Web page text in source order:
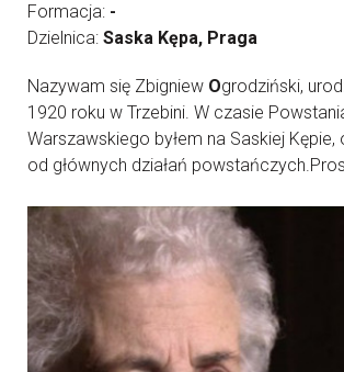
Formacja: -
Dzielnica: Saska Kępa, Praga
Nazywam się Zbigniew Ogrodziński,
1920 roku w Trzebini. W czasie
Warszawskiego byłem na Saskiej
od głównych działań